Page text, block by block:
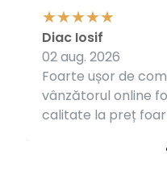
Foarte ușor de
vânzătorul online
calitate la preț
Diac Iosif
02 aug. 2026